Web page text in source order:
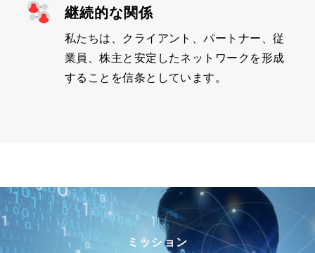
継続的な関係
私たちは、クライアント、パートナー、従
業員、株主と安定したネットワークを形成
することを信条としています。
ミッション